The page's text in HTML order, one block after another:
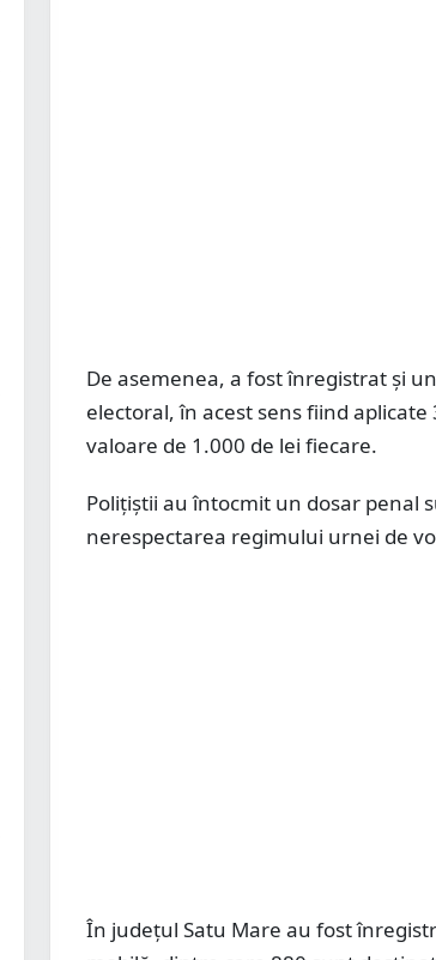
De asemenea, a fost înregistrat și
electoral, în acest sens fiind
valoare de 1.000 de lei fiecare.
Polițiștii au întocmit un dosar penal
nerespectarea regimului urnei de
În județul Satu Mare au fost